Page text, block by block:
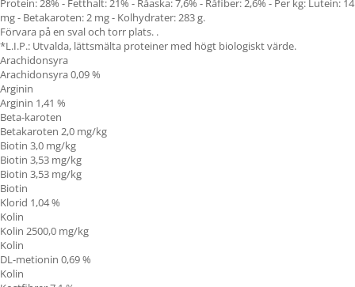
Protein: 28% - Fetthalt: 21% - Råaska: 7,6% - Råfiber: 2,6% - Per kg: Lutein: 14
mg - Betakaroten: 2 mg - Kolhydrater: 283 g.
Förvara på en sval och torr plats. .
*L.I.P.: Utvalda, lättsmälta proteiner med högt biologiskt värde.
Arachidonsyra
Arachidonsyra 0,09 %
Arginin
Arginin 1,41 %
Beta-karoten
Betakaroten 2,0 mg/kg
Biotin 3,0 mg/kg
Biotin 3,53 mg/kg
Biotin 3,53 mg/kg
Biotin
Klorid 1,04 %
Kolin
Kolin 2500,0 mg/kg
Kolin
DL-metionin 0,69 %
Kolin